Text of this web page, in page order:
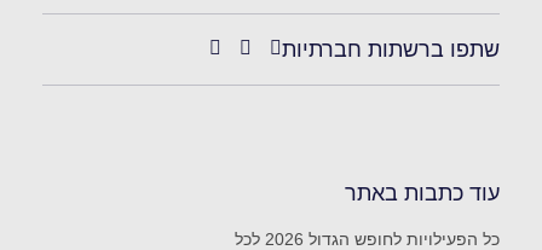
שתפו ברשתות חברתיות
עוד כתבות באתר
כל הפעילויות לחופש הגדול 2026 לכל